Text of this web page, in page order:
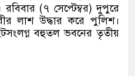
(৭ সেপ্টেম্বর) দুপুরে
লাশ উদ্ধার করে পুলিশ।
বহুতল ভবনের তৃতীয়